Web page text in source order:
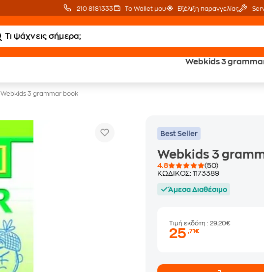
210 8181333 Το Wallet μου Εξέλιξη παραγγελίας
Webkids 3Έλα στον
Webkids 3 grammar book
Best Seller
Webkids 3
4.8
(50)
ΚΩΔΙΚΟΣ:1173389
Άμεσα Διαθέσιμο
Τιμή εκδότη: 29,20€
25,71€